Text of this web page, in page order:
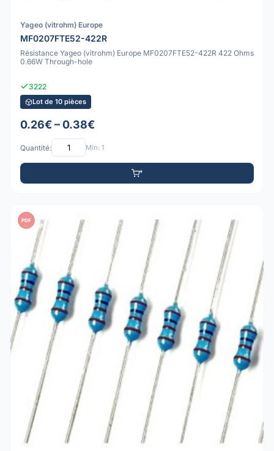
Yageo (vitrohm) Europe
MF0207FTE52-422R
Résistance Yageo (vitrohm) Europe MF0207FTE52-422R 422 Ohms
0.66W Through-hole
3222
Lot de 10 pièces
0.26€ – 0.38€
Quantité: Min: 1
PDF